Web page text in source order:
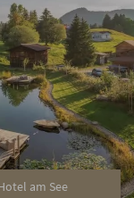
am See